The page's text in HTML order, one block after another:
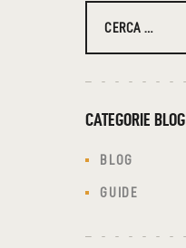
CATEGORIE BLOG
BLOG
GUIDE